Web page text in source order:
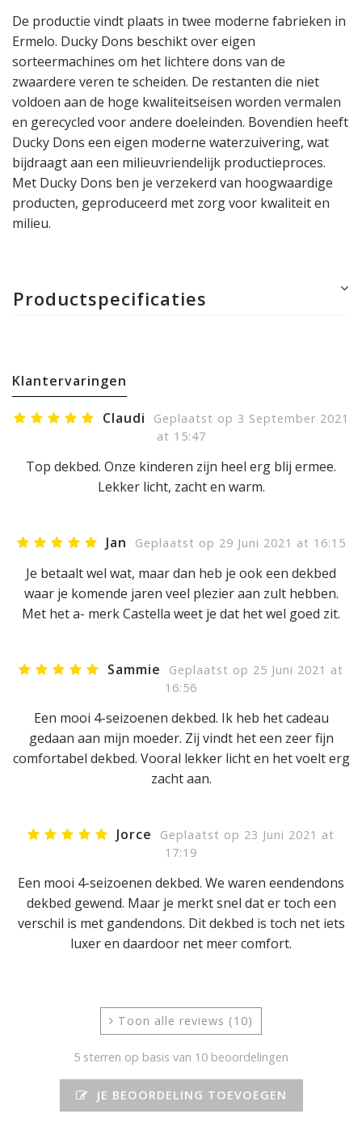
De productie vindt plaats in twee moderne fabrieken in
Ermelo. Ducky Dons beschikt over eigen
sorteermachines om het lichtere dons van de
zwaardere veren te scheiden. De restanten die niet
voldoen aan de hoge kwaliteitseisen worden vermalen
en gerecycled voor andere doeleinden. Bovendien heeft
Ducky Dons een eigen moderne waterzuivering, wat
bijdraagt aan een milieuvriendelijk productieproces.
Met Ducky Dons ben je verzekerd van hoogwaardige
producten, geproduceerd met zorg voor kwaliteit en
milieu.
Productspecificaties
Klantervaringen
Claudi
Geplaatst op 3 September 2021
at 15:47
Top dekbed. Onze kinderen zijn heel erg blij ermee.
Lekker licht, zacht en warm.
Jan Geplaatst op 29 Juni 2021 at 16:15
Je betaalt wel wat, maar dan heb je ook een dekbed
waar je komende jaren veel plezier aan zult hebben.
Met het a- merk Castella weet je dat het wel goed zit.
Sammie
Geplaatst op 25 Juni 2021 at
16:56
Een mooi 4-seizoenen dekbed. Ik heb het cadeau
gedaan aan mijn moeder. Zij vindt het een zeer fijn
comfortabel dekbed. Vooral lekker licht en het voelt erg
zacht aan.
Jorce
Geplaatst op 23 Juni 2021 at
17:19
Een mooi 4-seizoenen dekbed. We waren eendendons
dekbed gewend. Maar je merkt snel dat er toch een
verschil is met gandendons. Dit dekbed is toch net iets
luxer en daardoor net meer comfort.
Toon alle reviews (10)
5 sterren op basis van 10 beoordelingen
JE BEOORDELING TOEVOEGEN